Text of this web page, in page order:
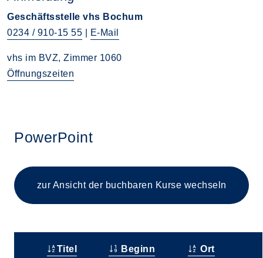
Geschäftsstelle vhs Bochum
0234 / 910-15 55
E-Mail
vhs im BVZ, Zimmer 1060
Öffnungszeiten
PowerPoint
zur Ansicht der buchbaren Kurse wechseln
Titel Beginn Ort